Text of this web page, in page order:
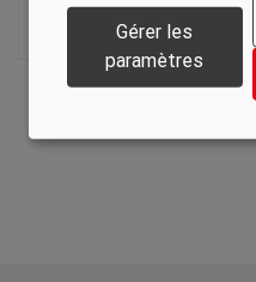
mail@holzhauser.info
Gérer les
paramètres